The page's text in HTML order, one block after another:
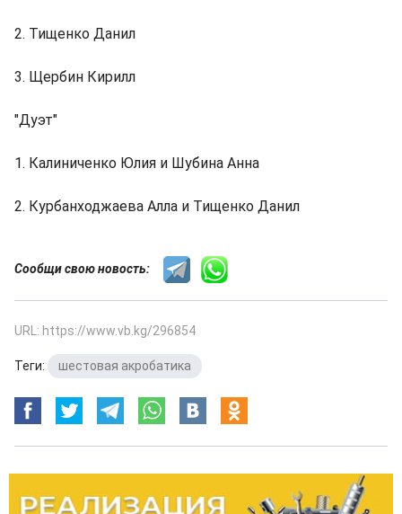
2. Тищенко Данил
3. Щербин Кирилл
"Дуэт"
1. Калиниченко Юлия и Шубина Анна
2. Курбанходжаева Алла и Тищенко Данил
Сообщи свою новость:
URL: https://www.vb.kg/296854
Теги: шестовая акробатика